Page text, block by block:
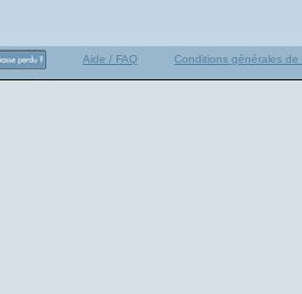
Aide / FAQ Conditions générales de